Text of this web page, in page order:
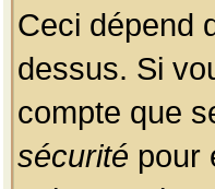
Ceci dépend
dessus. Si
compte que
sécurité pour